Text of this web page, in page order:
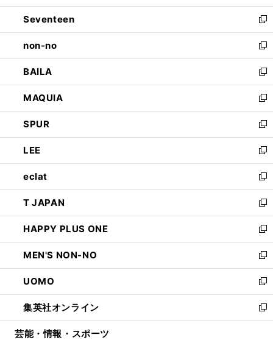
開
く
ウ
で
開
く
ン
ド
ウ
で
開
く
Seventeen
新
し
い
ウ
ィ
ン
ド
ウ
で
開
く
non-no
新
し
い
ウ
ィ
ン
ド
ウ
で
開
く
BAILA
新
し
い
ウ
ィ
ン
ド
ウ
で
開
く
MAQUIA
新
し
い
ウ
ィ
ン
ド
ウ
で
開
く
SPUR
新
し
い
ウ
ィ
ン
ド
ウ
で
開
く
LEE
新
し
い
ウ
ィ
ン
ド
ウ
で
開
く
eclat
新
し
い
ウ
ィ
ン
ド
ウ
で
開
く
T JAPAN
新
し
い
ウ
ィ
ン
ド
ウ
で
開
HAPPY PLUS ONE
新
し
い
ウ
ィ
ン
ド
ウ
MEN'S NON-NO
新
し
い
ウ
ィ
ン
UOMO
新
し
い
ウ
集英社オンライン
新
し
芸能・情報・スポーツ